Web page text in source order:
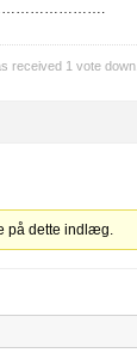
received 1 vote down.
på dette indlæg.